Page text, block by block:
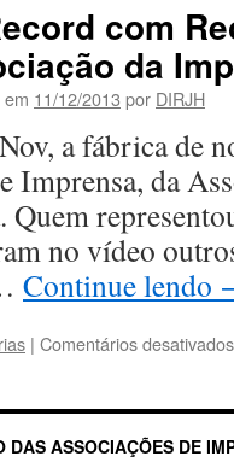
com
da
11/12/2013 por DIRJH
a fábrica de
Imprensa, da
Quem
no vídeo
Continue lendo
| Comentários desativados
DAS ASSOCIAÇÕES DE